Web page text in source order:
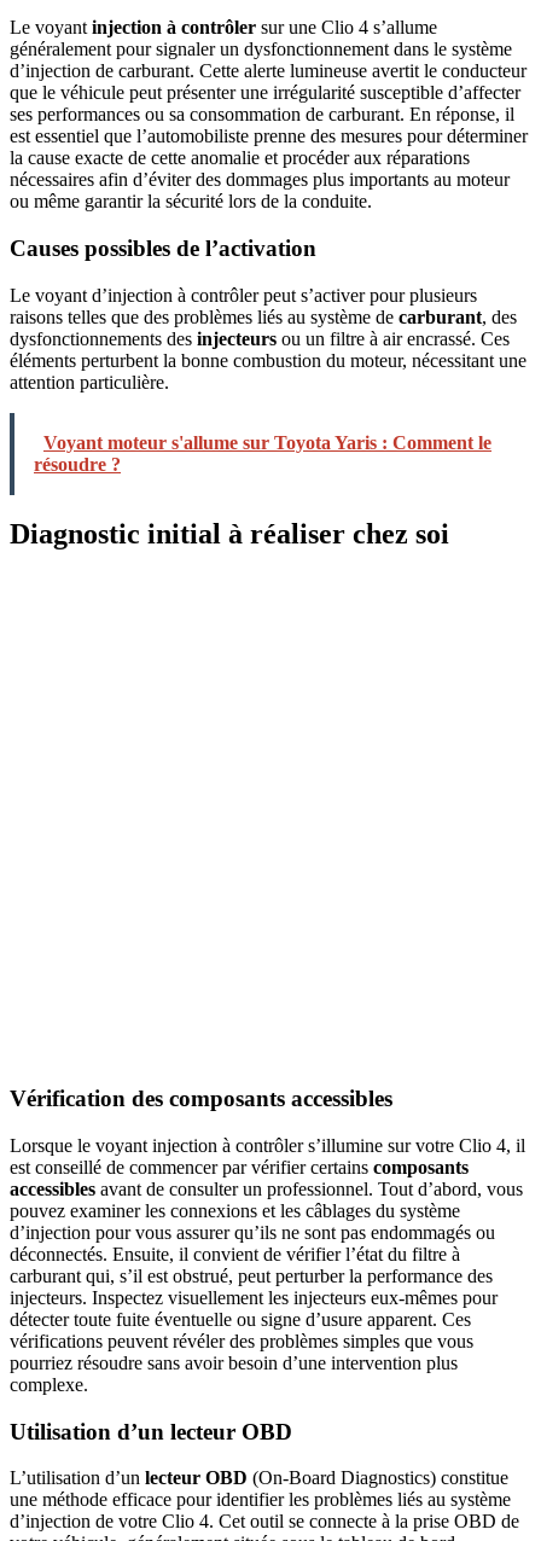
Le voyant injection à contrôler sur une Clio 4 s’allume
généralement pour signaler un dysfonctionnement dans le système
d’injection de carburant. Cette alerte lumineuse avertit le conducteur
que le véhicule peut présenter une irrégularité susceptible d’affecter
ses performances ou sa consommation de carburant. En réponse, il
est essentiel que l’automobiliste prenne des mesures pour déterminer
la cause exacte de cette anomalie et procéder aux réparations
nécessaires afin d’éviter des dommages plus importants au moteur
ou même garantir la sécurité lors de la conduite.
Causes possibles de l’activation
Le voyant d’injection à contrôler peut s’activer pour plusieurs
raisons telles que des problèmes liés au système de carburant, des
dysfonctionnements des injecteurs ou un filtre à air encrassé. Ces
éléments perturbent la bonne combustion du moteur, nécessitant une
attention particulière.
Voyant moteur s'allume sur Toyota Yaris : Comment le
résoudre ?
Diagnostic initial à réaliser chez soi
Vérification des composants accessibles
Lorsque le voyant injection à contrôler s’illumine sur votre Clio 4, il
est conseillé de commencer par vérifier certains composants
accessibles avant de consulter un professionnel. Tout d’abord, vous
pouvez examiner les connexions et les câblages du système
d’injection pour vous assurer qu’ils ne sont pas endommagés ou
déconnectés. Ensuite, il convient de vérifier l’état du filtre à
carburant qui, s’il est obstrué, peut perturber la performance des
injecteurs. Inspectez visuellement les injecteurs eux-mêmes pour
détecter toute fuite éventuelle ou signe d’usure apparent. Ces
vérifications peuvent révéler des problèmes simples que vous
pourriez résoudre sans avoir besoin d’une intervention plus
complexe.
Utilisation d’un lecteur OBD
L’utilisation d’un lecteur OBD (On-Board Diagnostics) constitue
une méthode efficace pour identifier les problèmes liés au système
d’injection de votre Clio 4. Cet outil se connecte à la prise OBD de